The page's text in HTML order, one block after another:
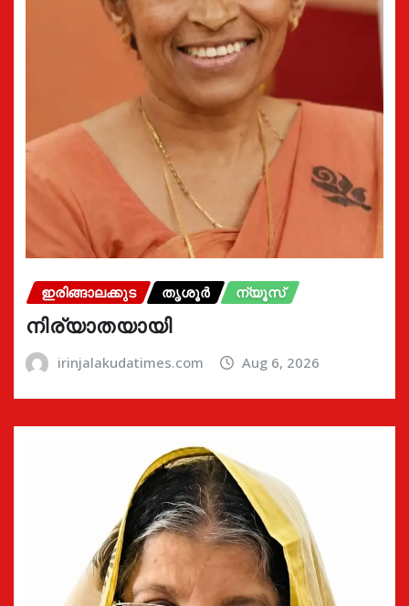
ഇരിങ്ങാലക്കുട തൃശൂർ ന്യൂസ്
നിര്യാതയായി
irinjalakudatimes.com Aug 6, 2026